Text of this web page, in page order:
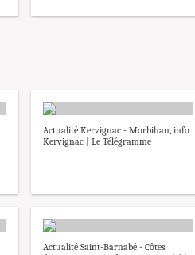
Actualité Kervignac - Morbihan, info
Kervignac | Le Télégramme
Actualité Saint-Barnabé - Côtes